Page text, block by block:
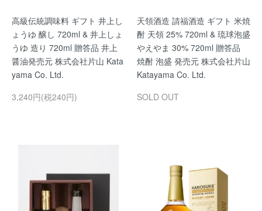
高級伝統調味料 ギフト 井上し
ょうゆ 醸し 720ml & 井上しょ
うゆ 造り 720ml 贈答品 井上
醤油発売元 株式会社片山 Kata
yama Co. Ltd.
3,240円(税240円)
天領酒造 請福酒造 ギフト 米焼
酎 天領 25% 720ml & 琉球泡盛
やえやま 30% 720ml 贈答品
焼酎 泡盛 発売元 株式会社片山
Katayama Co. Ltd.
SOLD OUT